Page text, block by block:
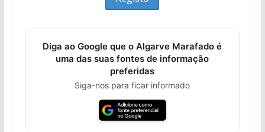
Diga ao Google que o Algarve Marafado é
uma das suas fontes de informação
preferidas
Siga-nos para ficar informado